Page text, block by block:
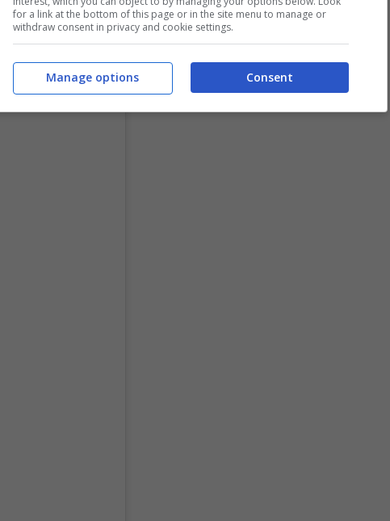
for a link at the bottom of this page or in the site menu to manage or
withdraw consent in privacy and cookie settings.
Consent
Manage options